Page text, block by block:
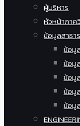
ผู้บริหาร
หัวหน้าภาค
ข้อมูลสาธา
ข้อมู
ข้อมู
ข้อมู
ข้อมู
ข้อมู